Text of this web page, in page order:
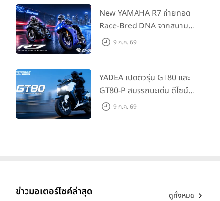
House Flagship Store ทั่ว
ประเทศ
New YAMAHA R7 ถ่ายทอด
Race-Bred DNA จากสนาม
แข่งสู่ซูเปอร์สปอร์ตคลาสกลาง
9 ก.ค. 69
YADEA เปิดตัวรุ่น GT80 และ
GT80-P สมรรถนะเด่น ดีไซน์หรู
ปลอดภัย ราคาเข้าถึงง่าย จด
9 ก.ค. 69
ข่าวมอเตอร์ไซค์ล่าสุด ดูทั้งหมด